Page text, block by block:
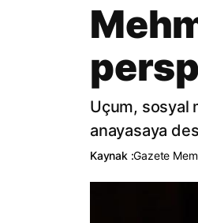
Uçum, sosyal
anayasaya
Kaynak :Gazete